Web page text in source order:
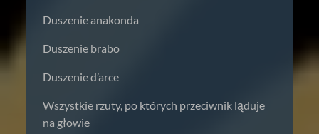
Duszenie anakonda
Duszenie brabo
Duszenie d’arce
Wszystkie rzuty, po których przeciwnik ląduje
na głowie